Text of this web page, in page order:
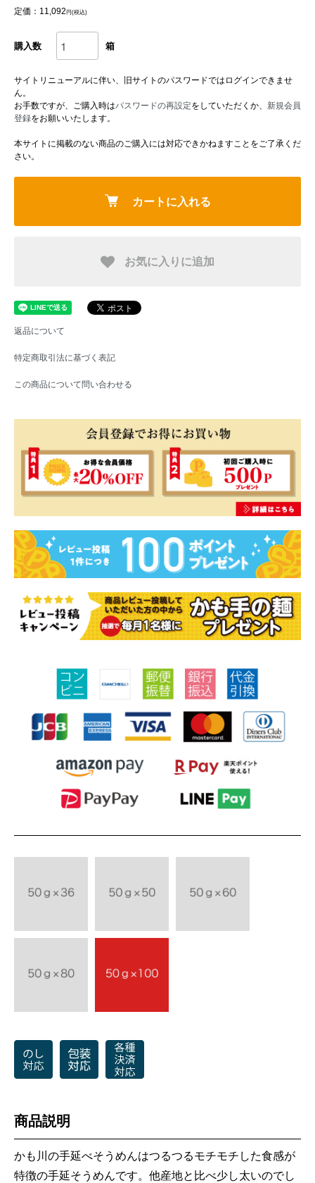
定価：11,092円(税込)
購入数 箱
サイトリニューアルに伴い、旧サイトのパスワードではログインできませ
ん。
お手数ですが、ご購入時はパスワードの再設定をしていただくか、 新規会員
登録をお願いいたします。
本サイトに掲載のない商品のご購入には対応できかねますことをご了承くだ
さい。
カートに入れる
お気に入りに追加
返品について
特定商取引法に基づく表記
この商品について問い合わせる
商品説明
かも川の手延べそうめんはつるつるモチモチした食感が
特徴の手延そうめんです。他産地と比べ少し太いのでし